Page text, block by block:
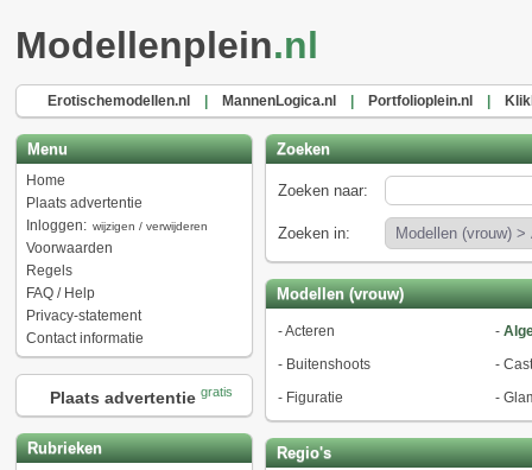
Modellenplein.nl
Erotischemodellen.nl MannenLogica.nl Portfolioplein.nl
Menu
Home
Plaats advertentie
Inloggen: wijzigen / verwijderen
Voorwaarden
Regels
FAQ / Help
Privacy-statement
Contact informatie
Plaats advertentie gratis
Rubrieken
Zoeken
Zoeken naar:
Zoeken in:
Modellen (vrouw)
-Acteren -
- Buitenshoots -
- Figuratie -
Regio's